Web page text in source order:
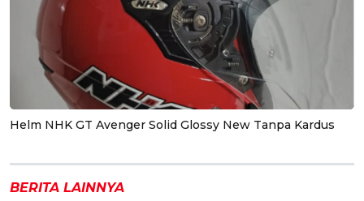
Helm NHK GT Avenger Solid Glossy New Tanpa Kardus
BERITA LAINNYA